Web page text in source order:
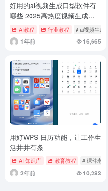
好用的ai视频生成口型软件有
哪些 2025高热度视频生成口
型软件排行榜
AI教程 行业教程 # ai视频生成
1年前 16,665
用好WPS 日历功能，让工作生
活井井有条
AI 知识库 教育教程 # 课件老师
2年前 10,283